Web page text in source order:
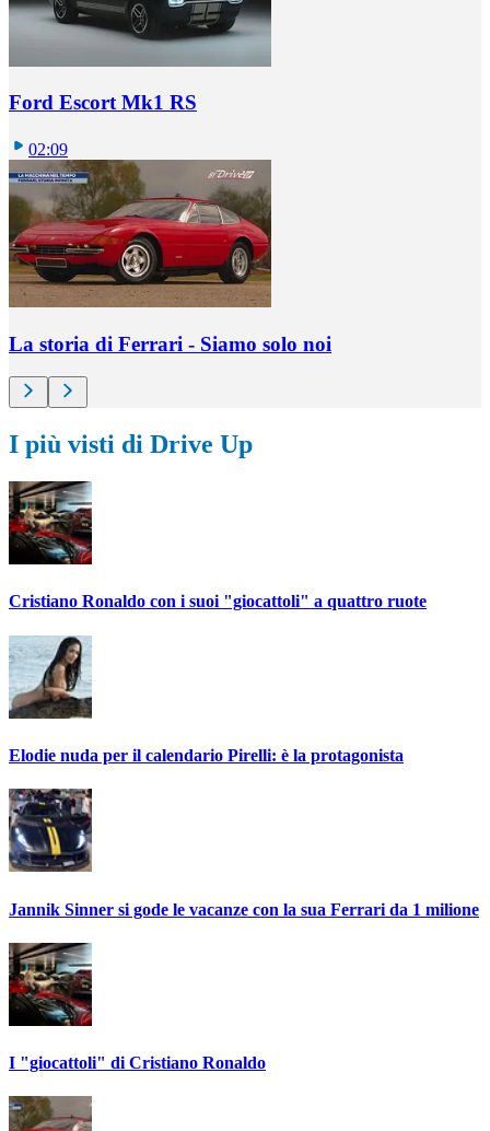
Ford Escort Mk1 RS
02:09
La storia di Ferrari - Siamo solo noi
I più visti di Drive Up
Cristiano Ronaldo con i suoi "giocattoli" a quattro ruote
Elodie nuda per il calendario Pirelli: è la protagonista
Jannik Sinner si gode le vacanze con la sua Ferrari da 1 milione
I "giocattoli" di Cristiano Ronaldo